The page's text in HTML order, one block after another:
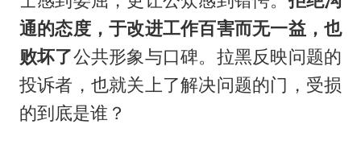
通的态度，于改进工作百害而无一益，也
败坏了公共形象与口碑。拉黑反映问题的
投诉者，也就关上了解决问题的门，受损
的到底是谁？